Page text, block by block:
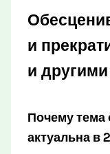
и
и другими
Почему тема
актуальна в